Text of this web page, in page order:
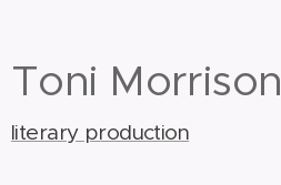
Toni Morrison
literary production